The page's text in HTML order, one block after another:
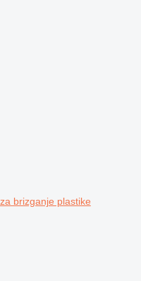
brizganje plastike